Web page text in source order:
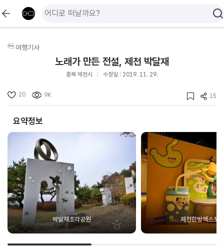
여행기사
노래가 만든 전설, 제천 박달재
충북 제천시 수정일 : 2019. 11. 29.
20 9K 15
요약정보
박달재조각공원 제천한방엑스포